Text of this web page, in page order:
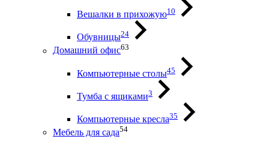
Вешалки в прихожую10
Обувницы24
Домашний офис63
Компьютерные столы45
Тумба с ящиками3
Компьютерные кресла35
Мебель для сада54